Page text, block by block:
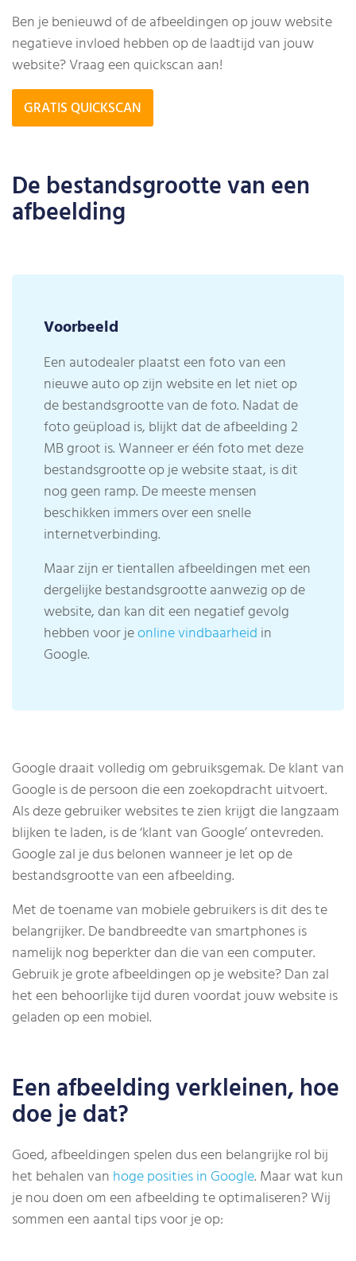
Ben je benieuwd of de afbeeldingen op jouw website
negatieve invloed hebben op de laadtijd van jouw
website? Vraag een quickscan aan!
GRATIS QUICKSCAN
De bestandsgrootte van een
afbeelding
Voorbeeld
Een autodealer plaatst een foto van een
nieuwe auto op zijn website en let niet op
de bestandsgrootte van de foto. Nadat de
foto geüpload is, blijkt dat de afbeelding 2
MB groot is. Wanneer er één foto met deze
bestandsgrootte op je website staat, is dit
nog geen ramp. De meeste mensen
beschikken immers over een snelle
internetverbinding.
Maar zijn er tientallen afbeeldingen met een
dergelijke bestandsgrootte aanwezig op de
website, dan kan dit een negatief gevolg
hebben voor jeonline vindbaarheid in
Google.
Google draait volledig om gebruiksgemak. De klant van
Google is de persoon die een zoekopdracht uitvoert.
Als deze gebruiker websites te zien krijgt die langzaam
blijken te laden, is de ‘klant van Google’ ontevreden.
Google zal je dus belonen wanneer je let op de
bestandsgrootte van een afbeelding.
Met de toename van mobiele gebruikers is dit des te
belangrijker. De bandbreedte van smartphones is
namelijk nog beperkter dan die van een computer.
Gebruik je grote afbeeldingen op je website? Dan zal
het een behoorlijke tijd duren voordat jouw website is
geladen op een mobiel.
Een afbeelding verkleinen, hoe
doe je dat?
Goed, afbeeldingen spelen dus een belangrijke rol bij
het behalen van hoge posities in Google. Maar wat kun
je nou doen om een afbeelding te optimaliseren? Wij
sommen een aantal tips voor je op: